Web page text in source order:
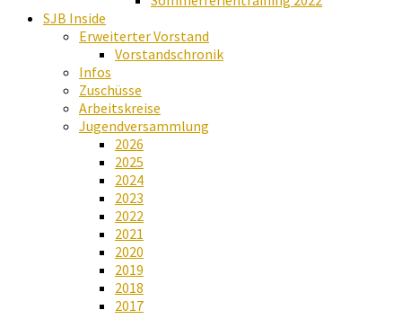
SJB Inside
Erweiterter Vorstand
Vorstandschronik
Infos
Zuschüsse
Arbeitskreise
Jugendversammlung
2026
2025
2024
2023
2022
2021
2020
2019
2018
2017